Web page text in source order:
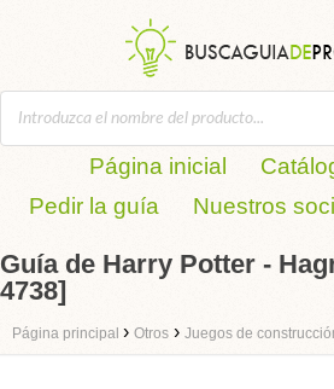
Página inicial
Pedir la guía
Nuestros
Guía de Harry Potter -
4738]
Página principal › Otros › Juegos de